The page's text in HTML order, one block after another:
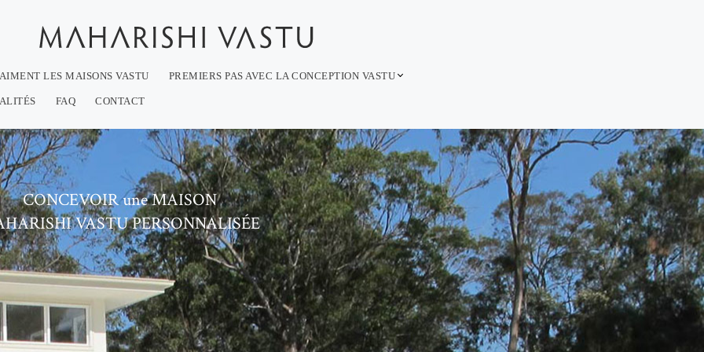
LES MAISONS VASTU PREMIERS PAS AVEC LA CONCEPTION VASTU
FAQ CONTACT
CONCEVOIR une MAISON
VASTU PERSONNALISÉE